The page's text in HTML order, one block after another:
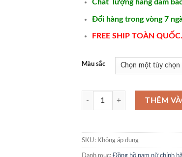
Chất lượng hàng đẩm
Đổi hàng trong vòng 7
FREE SHIP TOÀN QUỐC.
Màu sắc
Những mẫu đồng hồ nam đẹp
THÊM
SKU: Không áp dụng
Danh mục: Đồng hồ nam nữ chính